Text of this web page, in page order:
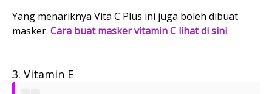
Yang menariknya Vita C Plus ini juga boleh dibuat
masker. Cara buat masker vitamin C lihat di sini.
3. Vitamin E